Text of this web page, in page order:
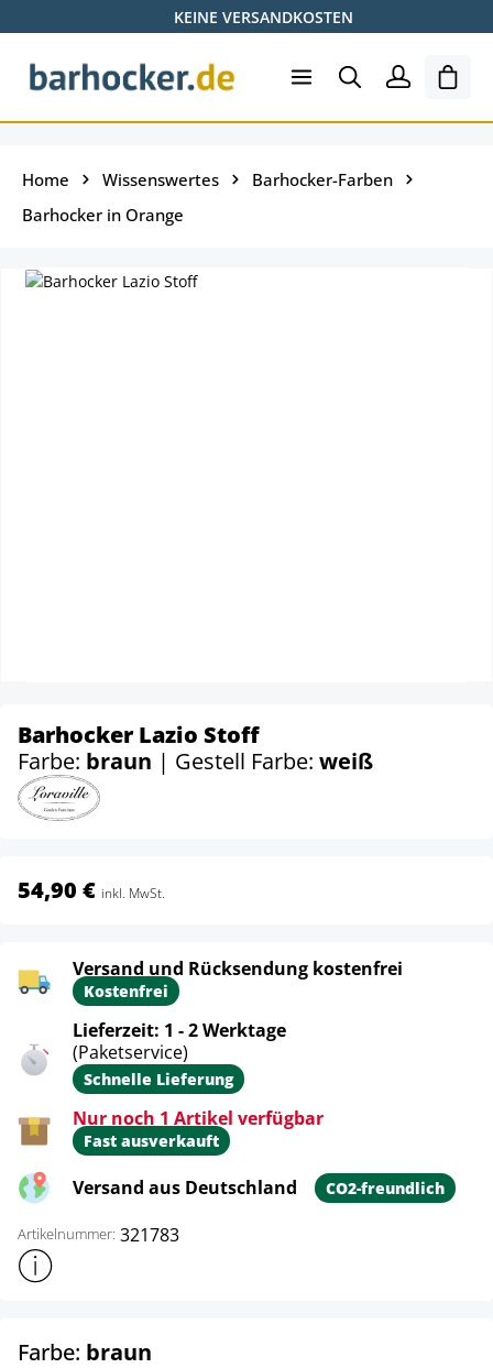
Zum Hauptinhalt springenKEINE VERSANDKOSTEN
Home Wissenswertes
Barhocker-Farben
Barhocker in Orange
Barhocker Lazio Stoff
Farbe: braun | Gestell Farbe: weiß
54,90 € inkl. MwSt.
Versand und Rücksendung kostenfrei
Kostenfrei
Lieferzeit: 1 - 2 Werktage
(Paketservice)
Schnelle Lieferung
Nur noch 1 Artikel verfügbar
Fast ausverkauft
Versand aus Deutschland CO2-freundlich
Artikelnummer: 321783
Weitere Produktinformationen anzeigen
Farbe: braun